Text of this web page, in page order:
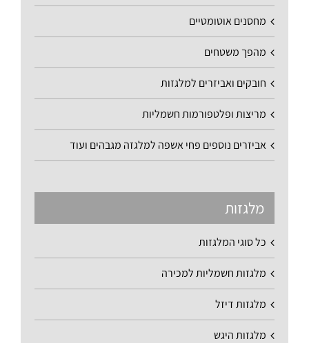
מחסנים אוטומטיים
מהפך משטחים
חובקים ואביזרים למלגזות
מריצות ופלטפורמות חשמליות
אביזרים נוספים פחי אשפה למלגזה מגבהים ועוד
מלגזות
כל סוגי המלגזות
מלגזות חשמליות למכירה
מלגזות דיזל
מלגזות היגש